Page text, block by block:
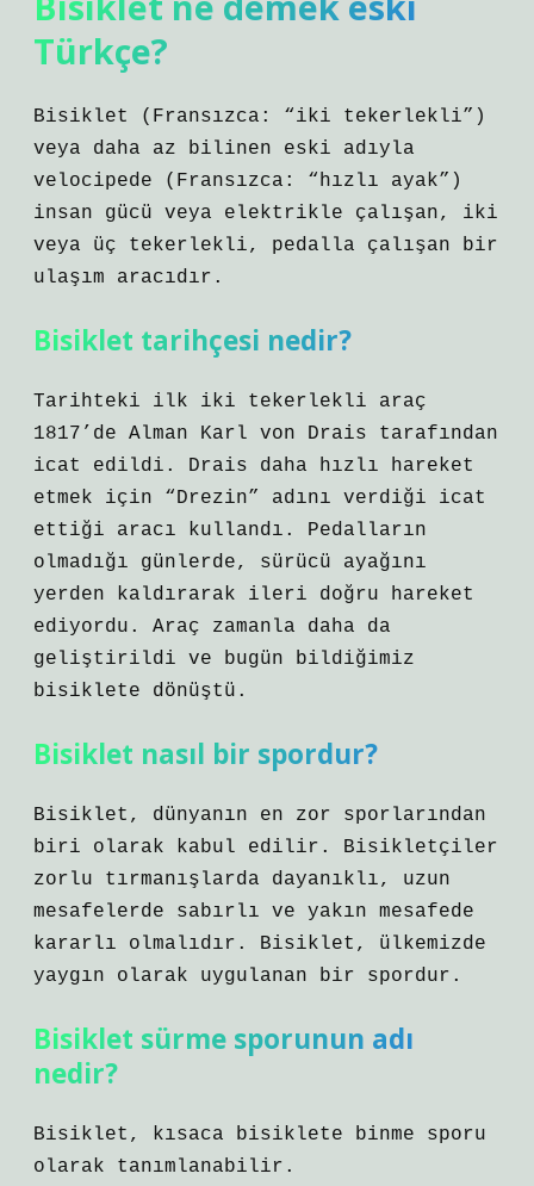
Türkçe?
Bisiklet (Fransızca: “iki tekerlekli”)
veya daha az bilinen eski adıyla
velocipede (Fransızca: “hızlı ayak”)
insan gücü veya elektrikle çalışan, iki
veya üç tekerlekli, pedalla çalışan bir
ulaşım aracıdır.
Bisiklet tarihçesi nedir?
Tarihteki ilk iki tekerlekli araç
1817’de Alman Karl von Drais tarafından
icat edildi. Drais daha hızlı hareket
etmek için “Drezin” adını verdiği icat
ettiği aracı kullandı. Pedalların
olmadığı günlerde, sürücü ayağını
yerden kaldırarak ileri doğru hareket
ediyordu. Araç zamanla daha da
geliştirildi ve bugün bildiğimiz
bisiklete dönüştü.
Bisiklet nasıl bir spordur?
Bisiklet, dünyanın en zor sporlarından
biri olarak kabul edilir. Bisikletçiler
zorlu tırmanışlarda dayanıklı, uzun
mesafelerde sabırlı ve yakın mesafede
kararlı olmalıdır. Bisiklet, ülkemizde
yaygın olarak uygulanan bir spordur.
Bisiklet sürme sporunun adı
nedir?
Bisiklet, kısaca bisiklete binme sporu
olarak tanımlanabilir.